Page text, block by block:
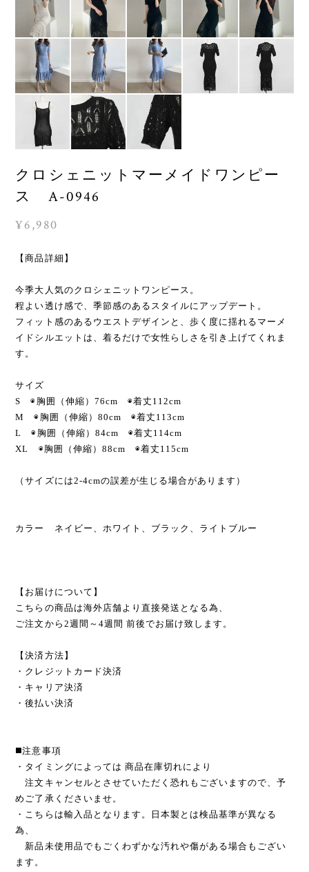
クロシェニットマーメイドワンピー
ス A-0946
¥6,980
【商品詳細】
今季大人気のクロシェニットワンピース。
程よい透け感で、季節感のあるスタイルにアップデート。
フィット感のあるウエストデザインと、歩く度に揺れるマーメ
イドシルエットは、着るだけで女性らしさを引き上げてくれま
す。
サイズ
S ◉胸囲（伸縮）76cm ◉着丈112cm
M ◉胸囲（伸縮）80cm ◉着丈113cm
L ◉胸囲（伸縮）84cm ◉着丈114cm
XL ◉胸囲（伸縮）88cm ◉着丈115cm
（サイズには2-4cmの誤差が生じる場合があります）
カラー ネイビー、ホワイト、ブラック、ライトブルー
【お届けについて】
こちらの商品は海外店舗より直接発送となる為、
ご注文から2週間～4週間 前後でお届け致します。
【決済方法】
・クレジットカード決済
・キャリア決済
・後払い決済
◼️注意事項
・タイミングによっては 商品在庫切れにより
注文キャンセルとさせていただく恐れもございますので、予
めご了承くださいませ。
・こちらは輸入品となります。日本製とは検品基準が異なる
為、
新品未使用品でもごくわずかな汚れや傷がある場合もござい
ます。